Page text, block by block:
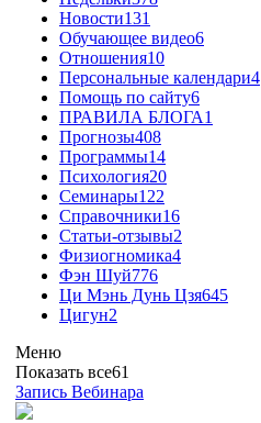
Новости131
Обучающее видео6
Отношения10
Персональные календари4
Помощь по сайту6
ПРАВИЛА БЛОГА1
Прогнозы408
Программы14
Психология20
Семинары122
Справочники16
Статьи-отзывы2
Физиогномика4
Фэн Шуй776
Ци Мэнь Дунь Цзя645
Цигун2
Меню
Показать все61
Запись Вебинара